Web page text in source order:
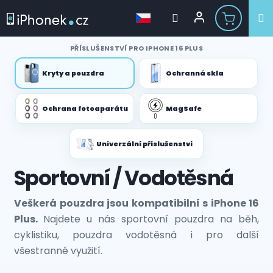
obsah
PŘÍSLUŠENSTVÍ PRO IPHONE 16 PLUS
Kryty a pouzdra Ochranná skla
Ochrana fotoaparátu MagSafe
Univerzální příslušenství
Sportovní / Vodotěsná
Veškerá pouzdra jsou kompatibilní s iPhone 16
Plus. Najdete u nás sportovní pouzdra na běh,
cyklistiku, pouzdra vodotěsná i pro další
všestranné využití.